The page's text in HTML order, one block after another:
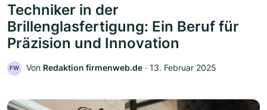
Techniker in der
Brillenglasfertigung: Ein Beruf für
Präzision und Innovation
FW Von Redaktion firmenweb.de ‧ 13. Februar 2025